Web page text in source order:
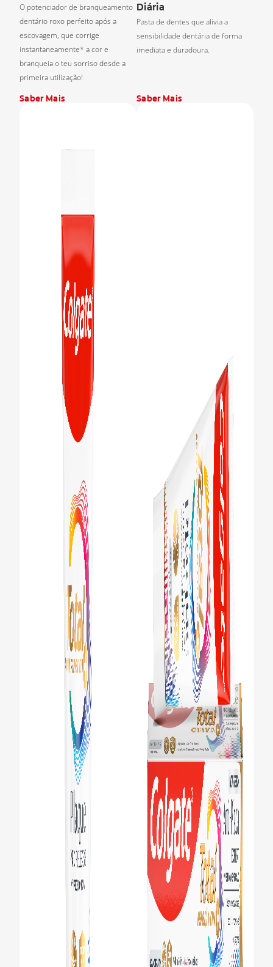
O potenciador de branqueamento
dentário roxo perfeito após a
escovagem, que corrige
instantaneamente* a cor e
branqueia o teu sorriso desde a
primeira utilização!
Saber Mais
Diária
Pasta de dentes que alivia a
sensibilidade dentária de forma
imediata e duradoura.
Saber Mais